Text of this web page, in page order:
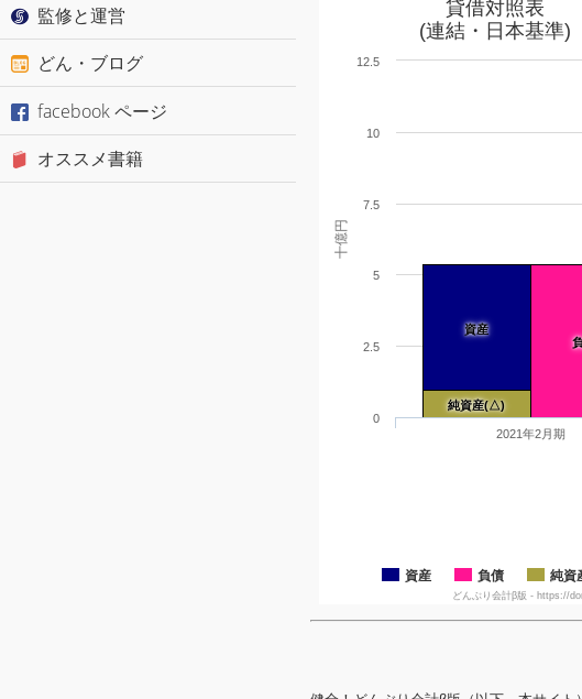
十億円
貸借対照表
(連結・日本基準)
資産
純資産(△)
資産 負債 純資
2021年2月期
0
2.5
5
7.5
10
12.5
どんぶり会計β版 - https://
監修と運営
どん・ブログ
facebook ページ
オススメ書籍